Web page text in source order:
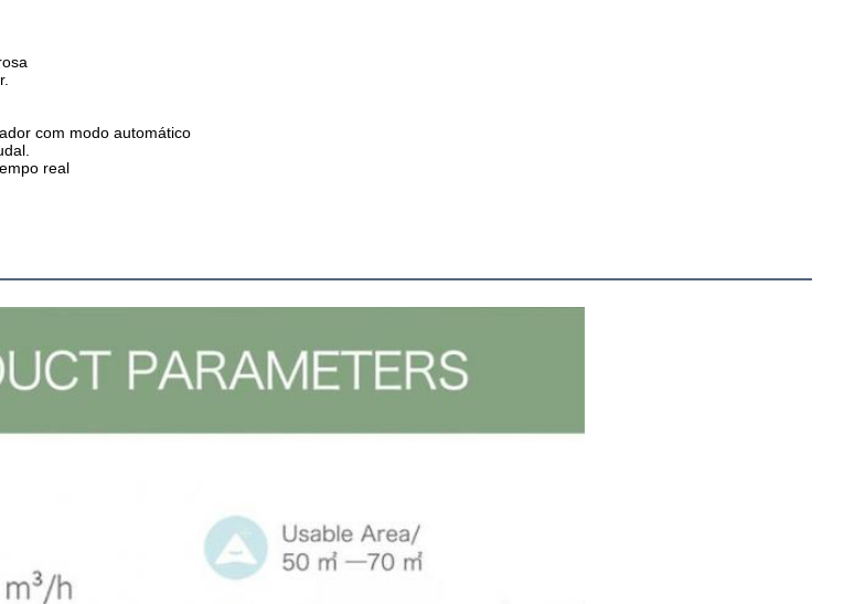
com modo automático
real